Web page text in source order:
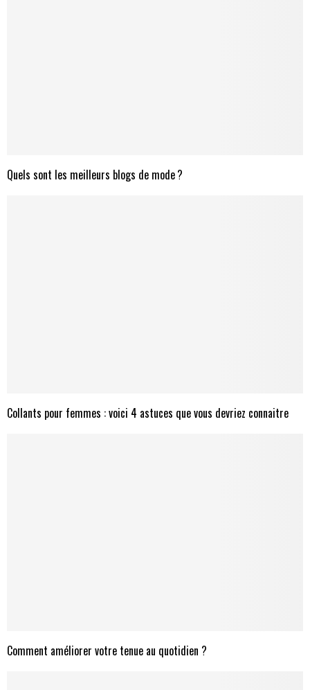
Quels sont les meilleurs blogs de mode ?
Collants pour femmes : voici 4 astuces que vous devriez connaitre
Comment améliorer votre tenue au quotidien ?